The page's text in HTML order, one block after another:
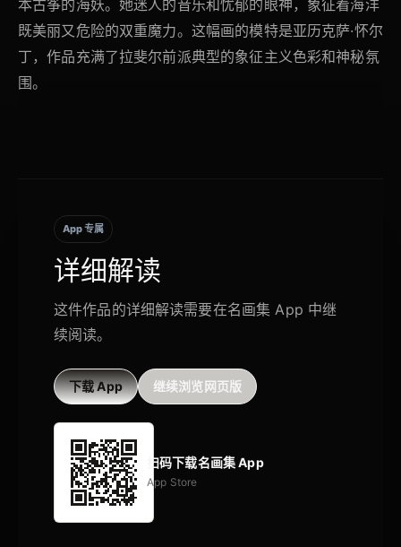
本古筝的海妖。她迷人的音乐和忧郁的眼神，象征着海洋
既美丽又危险的双重魔力。这幅画的模特是亚历克萨·怀尔
丁，作品充满了拉斐尔前派典型的象征主义色彩和神秘氛
围。
App 专属
详细解读
这件作品的详细解读需要在名画集 App 中继
续阅读。
下载 App 继续浏览网页版
扫码下载名画集 App
App Store